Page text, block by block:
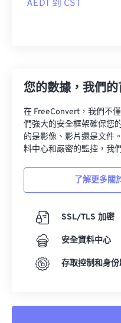
AEDT 到 CST
您的數據，我們
在 FreeConvert，我們不
們強大的安全框架確保您
的是影像、影片還是文件
料中心和嚴密的監控，我
了解更多關
SSL/TLS 加密
安全資料中心
存取控制和身